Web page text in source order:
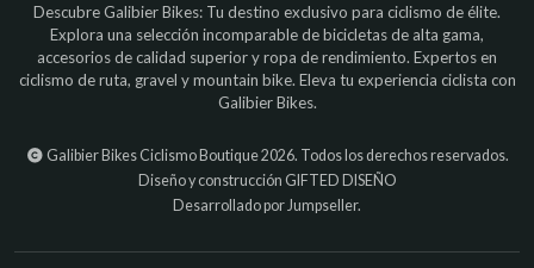
Descubre Galibier Bikes: Tu destino exclusivo para ciclismo de élite.
Explora una selección incomparable de bicicletas de alta gama,
accesorios de calidad superior y ropa de rendimiento. Expertos en
ciclismo de ruta, gravel y mountain bike. Eleva tu experiencia ciclista con
Galibier Bikes.
Galibier Bikes Ciclismo Boutique 2026. Todos los derechos reservados.
Diseño y construcción GIFTED DISEÑO
Desarrollado por Jumpseller.